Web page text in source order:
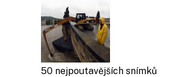
50 nejpoutavějších snímků